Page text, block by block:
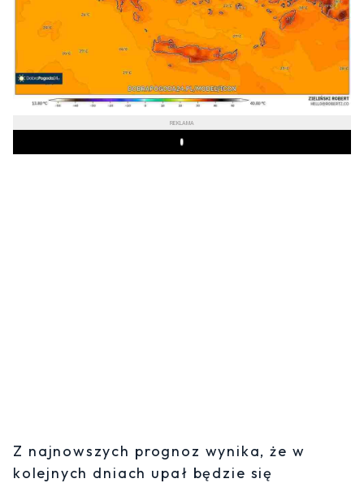
REKLAMA
Play
Z najnowszych prognoz wynika, że w
kolejnych dniach upał będzie się